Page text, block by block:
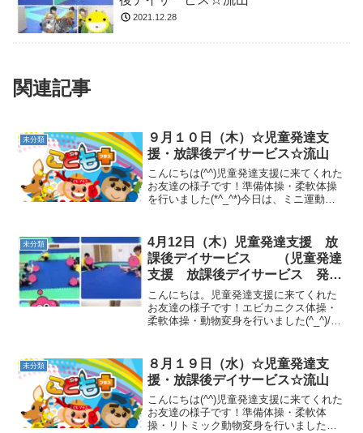
2021.12.28
関連記事
未分類
９月１０日（木）☆児童発達支
援・放課後デイサービス☆流山
こんにちは(^^)児童発達支援に来てくれた
お友達の様子です！準備体操・柔軟体操
を行いました(*^_^*)今日は、ミニ運動会
を行いました！みんなで協力し、最後ま
で頑張りま...
未分類
4月12日（木）児童発達支援 放
課後デイサービス （児童発達
支援 放課後デイサービス 発達
気になる 放デイ 自閉症 学習
障害 ＬＤ ＡＤＨＤ
こんにちは。児童発達支援に来てくれた
お友達の様子です！エビカニクス体操・
柔軟体操・動物変身を行いました(^_^)/サ
ンポリン・カメコースターを行いまし
た！ 放課後デイサ...
未分類
８月１９日（水）☆児童発達支
援・放課後デイサービス☆流山
こんにちは(^^)児童発達支援に来てくれた
お友達の様子です！準備体操・柔軟体
操・リトミック動物変身を行いました